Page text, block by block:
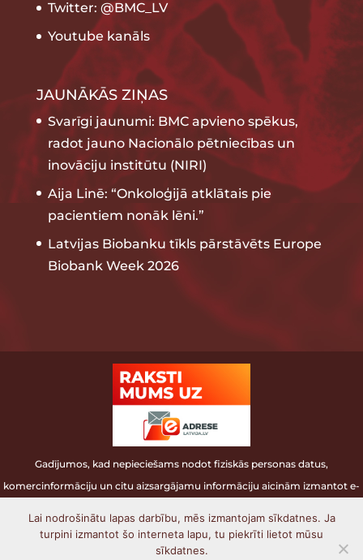
Twitter: @BMC_LV
Youtube kanāls
JAUNĀKĀS ZIŅAS
Svarīgi jaunumi: BMC apvieno spēkus,
radot jauno Nacionālo pētniecības un
inovāciju institūtu (NIRI)
Aija Linē: “Onkoloģijā atklātais pie
pacientiem nonāk lēni.”
Latvijas Biobanku tīkls pārstāvēts Europe
Biobank Week 2026
Gadījumos, kad nepieciešams nodot fiziskās personas datus,
komercinformāciju un citu aizsargājamu informāciju aicinām izmantot e-
Latvijas Biomedicīnas pētījumu un studiju
Lai nodrošinātu lapas darbību, mēs izmantojam sīkdatnes. Ja
turpini izmantot šo interneta lapu, tu piekrīti lietot mūsu
sīkdatnes.